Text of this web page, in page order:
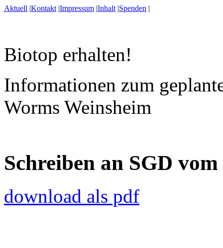
Aktuell |Kontakt |Impressum |Inhalt |Spenden |
Biotop erhalten!
Informationen zum
Worms Weinsheim
Schreiben an SGD vom
download als pdf